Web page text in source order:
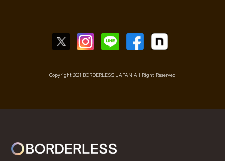
Copyright 2021 BORDERLESS JAPAN All Right Reserved